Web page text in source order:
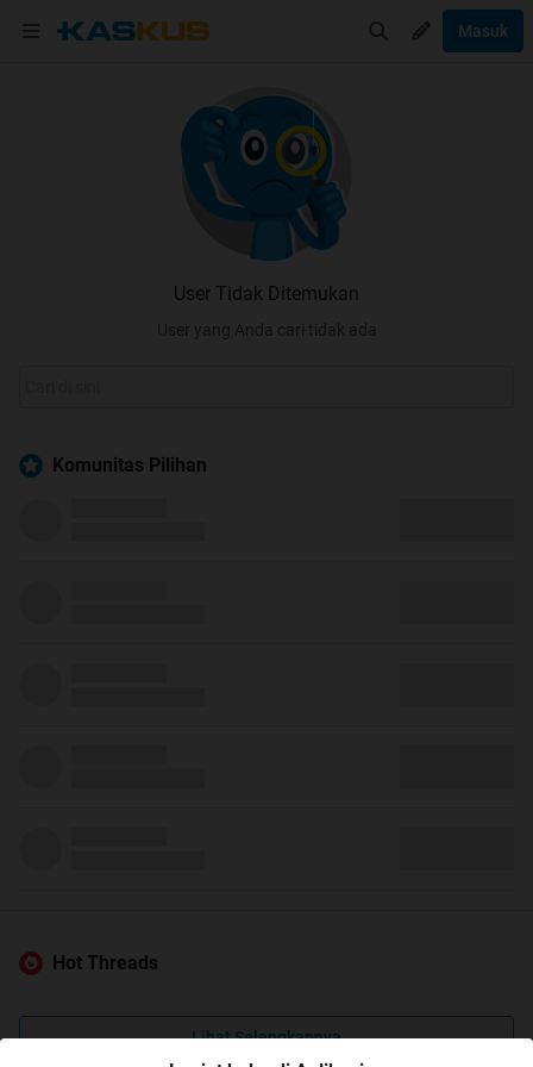
Masuk
User Tidak Ditemukan
User yang Anda cari tidak ada
Komunitas Pilihan
Hot Threads
Lihat Selengkapnya